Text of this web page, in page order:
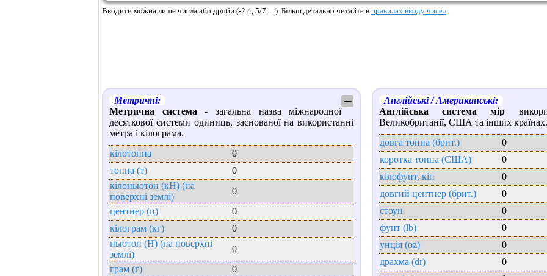
Вводити можна лише числа або дроби (-2.4, 5/7, ...). Більш детально читайте в правилах вводу чисел
Метричні:
─
Метрична система- загальна назва міжнародної
десяткової системи одиниць, заснованої на використанні
метра і кілограма.
кілотонна
0
тонна (т)
0
кілоньютон (кН) (на
поверхні землі)
0
центнер (ц)
0
кілограм (кг)
0
ньютон (Н) (на поверхні
землі)
0
грам (г)
0
Англійські / Американські:
Англійська система мір
Великобританії, США та інших країнах.
довга тонна (брит.)
0
коротка тонна (США)
0
кілофунт, кіп
0
довгий центнер (брит.)
0
стоун
0
фунт (lb)
0
унція (oz)
0
драхма (dr)
0